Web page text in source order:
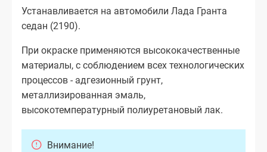
Устанавливается на автомобили Лада Гранта
седан (2190).
При окраске применяются высококачественные
материалы, с соблюдением всех технологических
процессов - адгезионный грунт,
металлизированная эмаль,
высокотемпературный полиуретановый лак.
Внимание!